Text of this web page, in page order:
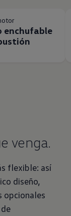
enchufable
venga.
flexible: así
diseño,
opcionales